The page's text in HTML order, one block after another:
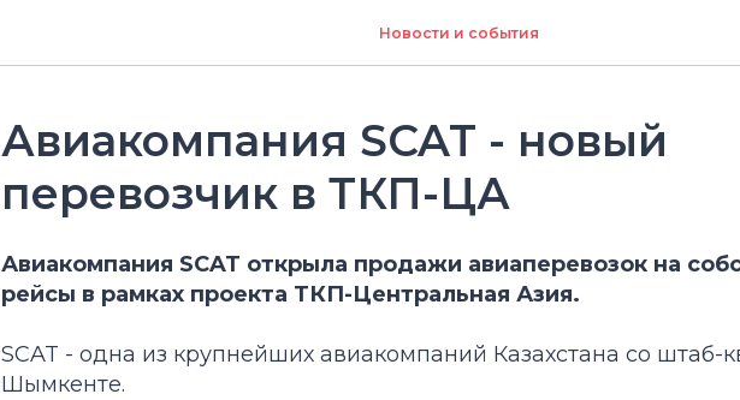
Новости и события
Авиакомпания SCAT - новый
перевозчик в ТКП-ЦА
Авиакомпания SCAT открыла продажи авиаперевозок на
рейсы в рамках проекта ТКП-Центральная Азия.
SCAT - одна из крупнейших авиакомпаний Казахстана со штаб-
Шымкенте.